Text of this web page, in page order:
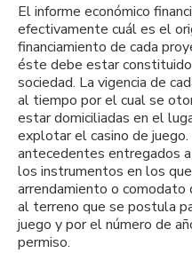
El informe económico
efectivamente cuál es el
financiamiento de cada
éste debe estar
sociedad. La vigencia de
al tiempo por el cual se
estar domiciliadas en el
explotar el casino de
antecedentes entregados a
los instrumentos en los
arrendamiento o comodato
al terreno que se postula
juego y por el número de
permiso.